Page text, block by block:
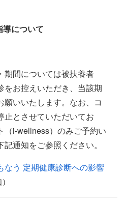
について
期間については被扶養者
をお控えいただき、当該期
願いいたします。なお、コ
止とさせていただいてお
（i-wellness）のみご予約い
通知をご参照ください。
なう 定期健康診断への影響